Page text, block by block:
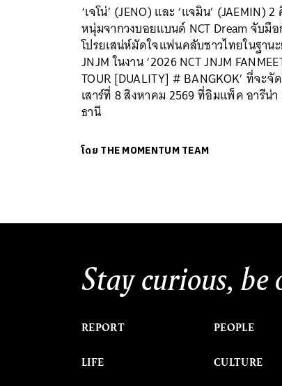
‘เจโน่’ (JENO) และ ‘แจมิน’ (JAEMIN)
หนุ่มจากวงบอยแบนด์ NCT Dream จับมื
โปรยเสน่ห์มัดใจแฟนคลับชาวไทยในฐาน
JNJM ในงาน ‘2026 NCT JNJM
TOUR [DUALITY] # BANGKOK’ ที่จะจั
เสาร์ที่ 8 สิงหาคม 2569 ที่อิมแพ็ค อารีน่า
ธานี
โดย THE MOMENTUM TEAM
Stay curious, be
REPORT
LIFE
PEOPLE
CULTURE